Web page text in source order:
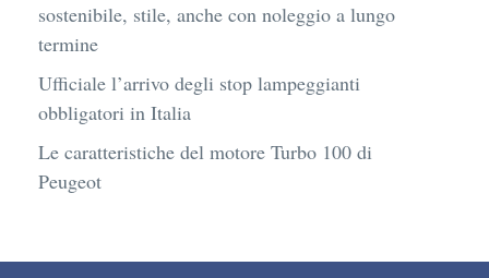
sostenibile, stile, anche con noleggio a lungo
termine
Ufficiale l’arrivo degli stop lampeggianti
obbligatori in Italia
Le caratteristiche del motore Turbo 100 di
Peugeot